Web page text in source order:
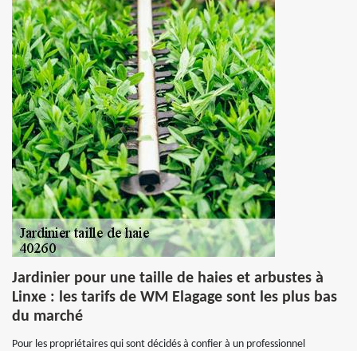
Jardinier pour une taille de haies et arbustes à
Linxe : les tarifs de WM Elagage sont les plus bas
du marché
Pour les propriétaires qui sont décidés à confier à un professionnel